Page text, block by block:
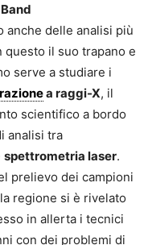
anche delle analisi più
il suo trapano e
serve a studiare i
a raggi-X, il
scientifico a bordo
analisi tra
spettrometria laser.
prelievo dei campioni
regione si è rivelato
in allerta i tecnici
con dei problemi di